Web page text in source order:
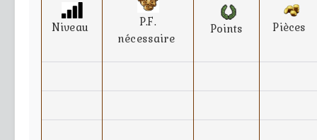
Niveau
P.F.
nécessaire
Points Pièces